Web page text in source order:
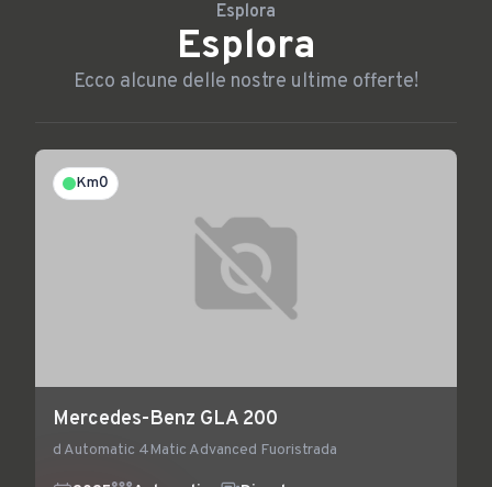
Esplora
Esplora
Ecco alcune delle nostre ultime offerte!
Km0
Mercedes-Benz GLA 200
d Automatic 4Matic Advanced Fuoristrada